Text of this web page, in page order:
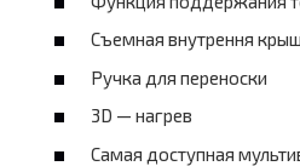
Съемная внутрення
Ручка для переноски
3D — нагрев
Самая доступная